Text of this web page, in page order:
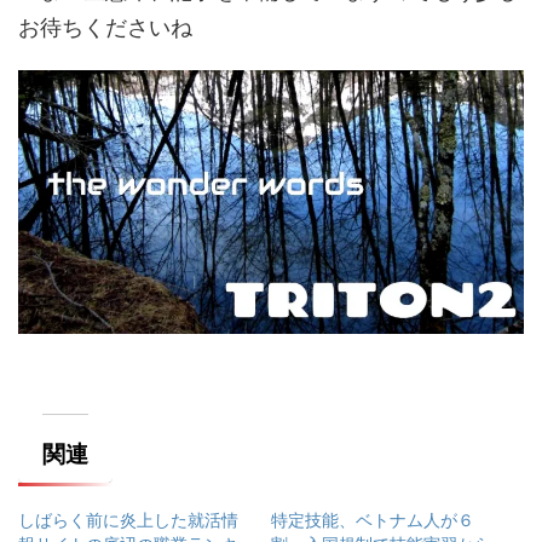
お待ちくださいね
関連
しばらく前に炎上した就活情
特定技能、ベトナム人が６